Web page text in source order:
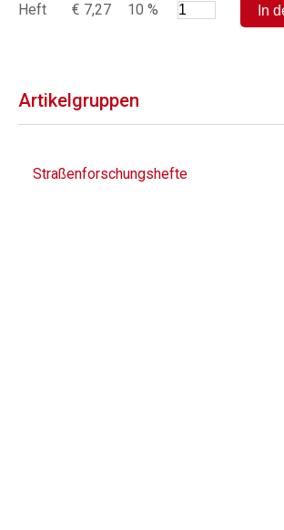
Heft € 7,27 10 %
Artikelgruppen
Straßenforschungshefte